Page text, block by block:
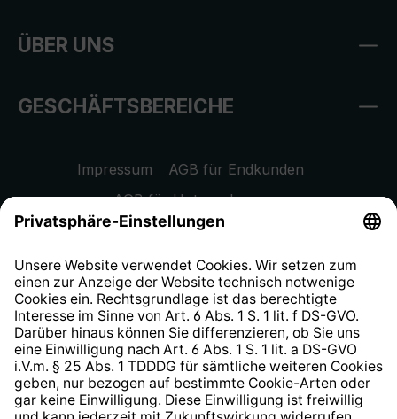
ÜBER UNS
GESCHÄFTSBEREICHE
Impressum
AGB für Endkunden
AGB für Unternehmen
Datenschutzhinweis
Widerrufsrecht
Hinweisgeberschutzsystem
Barrierefreiheit